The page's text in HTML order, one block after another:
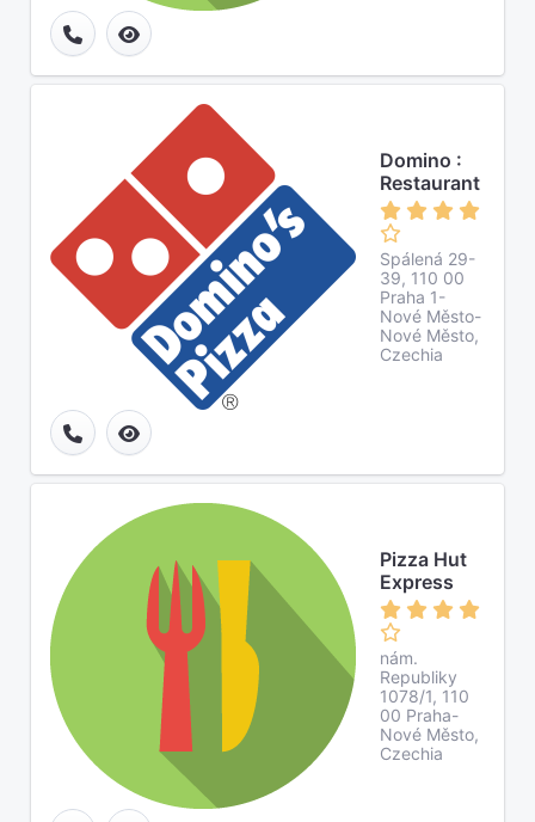
Domino :
Restaurant
Spálená 29-
39, 110 00
Praha 1-
Nové Město-
Nové Město,
Czechia
Pizza Hut
Express
nám.
Republiky
1078/1, 110
00 Praha-
Nové Město,
Czechia